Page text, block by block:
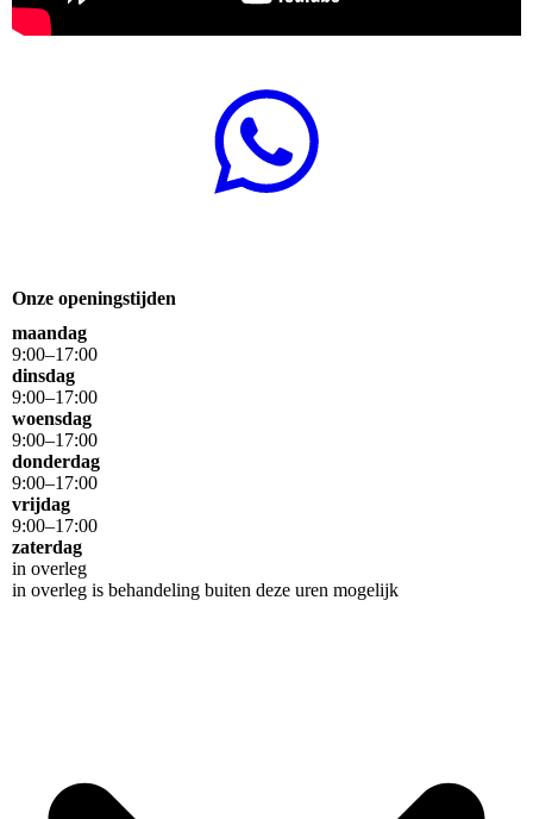
Onze openingstijden
maandag
9:00–17:00
dinsdag
9:00–17:00
woensdag
9:00–17:00
donderdag
9:00–17:00
vrijdag
9:00–17:00
zaterdag
in overleg
in overleg is behandeling buiten deze uren mogelijk